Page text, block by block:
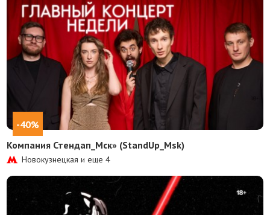
-40%
Компания Стендап_Мск» (StandUp_Msk)
Новокузнецкая и еще4